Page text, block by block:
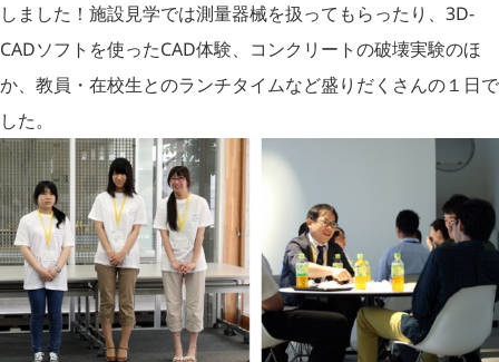
しました！施設見学では測量器械を扱ってもらったり、3D-
CADソフトを使ったCAD体験、コンクリートの破壊実験のほ
か、教員・在校生とのランチタイムなど盛りだくさんの１日で
した。